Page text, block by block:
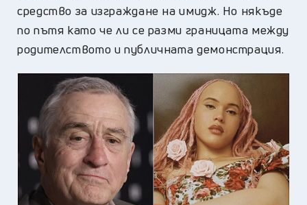
средство за изграждане на имидж. Но някъде
по пътя като че ли се разми границата между
родителството и публичната демонстрация.